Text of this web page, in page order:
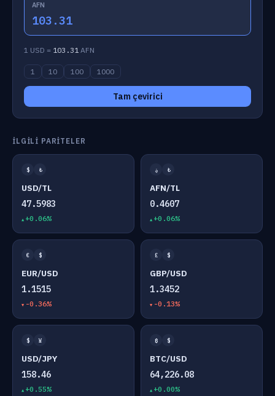
AFN
103.31
1 USD = 103.31 AFN
1 10 100 1000
Tam çevirici
İLGILI PARITELER
$ ₺
USD/TL
47.5983
+0.06%
؋ ₺
AFN/TL
0.4607
+0.06%
€ $
EUR/USD
1.1515
-0.36%
£ $
GBP/USD
1.3452
-0.13%
$ ¥
USD/JPY
158.46
+0.55%
₿ $
BTC/USD
64,226.08
+0.00%